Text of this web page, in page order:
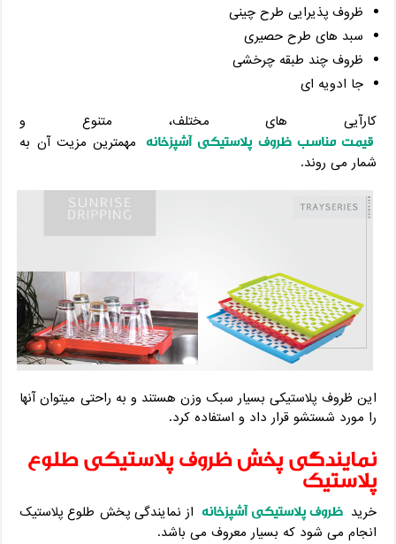
ظروف پذیرایی طرح چینی
سبد های طرح حصیری
ظروف چند طبقه چرخشی
جا ادویه ای
کارآیی های مختلف، متنوع و
قیمت مناسب ظروف پلاستیکی آشپزخانه مهمترین مزیت آن به
شمار می روند.
این ظروف پلاستیکی بسیار سبک وزن هستند و به راحتی میتوان آنها
را مورد شستشو قرار داد و استفاده کرد.
نمایندگی پخش ظروف پلاستیکی طلوع
پلاستیک
خرید ظروف پلاستیکی آشپزخانه از نمایندگی پخش طلوع پلاستیک
انجام می شود که بسیار معروف می باشد.